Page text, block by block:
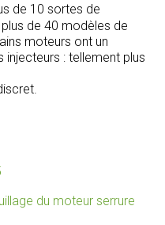
de 10 sortes de
de 40 modèles de
moteurs ont un
injecteurs : tellement plus
du moteur serrure